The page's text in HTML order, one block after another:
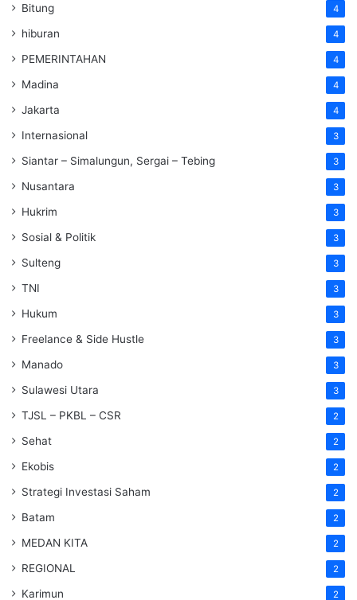
Bitung 4
hiburan 4
PEMERINTAHAN 4
Madina 4
Jakarta 4
Internasional 3
Siantar – Simalungun, Sergai – Tebing 3
Nusantara 3
Hukrim 3
Sosial & Politik 3
Sulteng 3
TNI 3
Hukum 3
Freelance & Side Hustle 3
Manado 3
Sulawesi Utara 3
TJSL – PKBL – CSR 2
Sehat 2
Ekobis 2
Strategi Investasi Saham 2
Batam 2
MEDAN KITA 2
REGIONAL 2
Karimun 2